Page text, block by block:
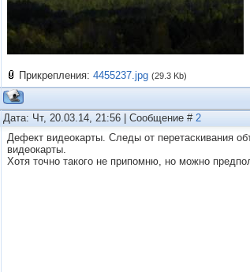
Прикрепления: 4455237.jpg (29.3 Kb)
Дата: Чт, 20.03.14, 21:56 | Сообщение # 2
Дефект видеокарты. Следы от перетаскивания
видеокарты.
Хотя точно такого не припомню, но можно